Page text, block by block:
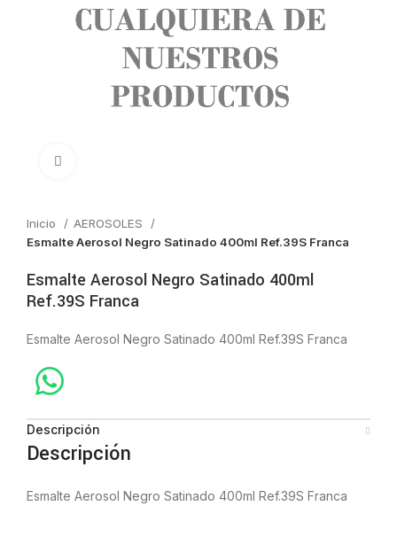
Inicio
AEROSOLES
Esmalte Aerosol Negro Satinado 400ml Ref.39S Franca
Esmalte Aerosol Negro Satinado 400ml
Ref.39S Franca
Esmalte Aerosol Negro Satinado 400ml Ref.39S Franca
Descripción
Descripción
Esmalte Aerosol Negro Satinado 400ml Ref.39S Franca